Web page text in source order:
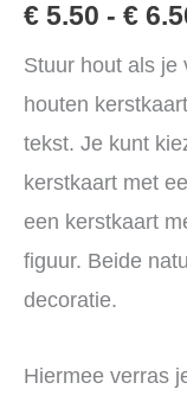
€ 5.50 - €
Stuur hout als je
houten
tekst. Je kunt
kerstkaart met
een kerstkaart
figuur. Beide
decoratie.
Hiermee verras